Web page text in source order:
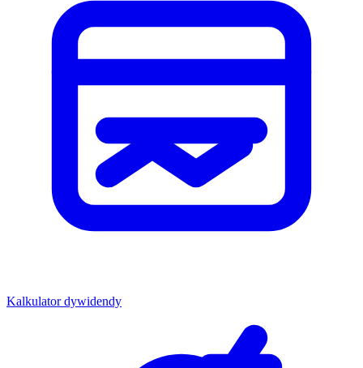
Kalkulator dywidendy